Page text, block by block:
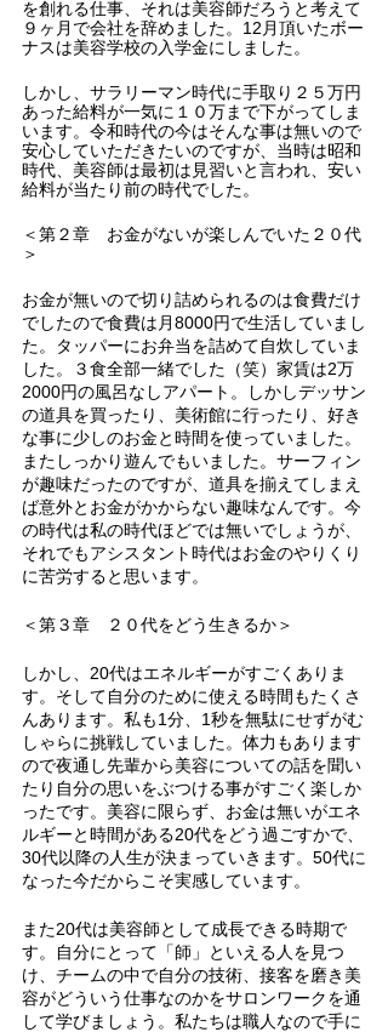
を創れる仕事、それは美容師だろうと考えて
９ヶ月で会社を辞めました。12月頂いたボー
ナスは美容学校の入学金にしました。
しかし、サラリーマン時代に手取り２５万円
あった給料が一気に１０万まで下がってしま
います。令和時代の今はそんな事は無いので
安心していただきたいのですが、当時は昭和
時代、美容師は最初は見習いと言われ、安い
給料が当たり前の時代でした。
＜第２章　お金がないが楽しんでいた２０代
＞
お金が無いので切り詰められるのは食費だけ
でしたので食費は月8000円で生活していまし
た。タッパーにお弁当を詰めて自炊していま
した。３食全部一緒でした（笑）家賃は2万
2000円の風呂なしアパート。しかしデッサン
の道具を買ったり、美術館に行ったり、好き
な事に少しのお金と時間を使っていました。
またしっかり遊んでもいました。サーフィン
が趣味だったのですが、道具を揃えてしまえ
ば意外とお金がかからない趣味なんです。今
の時代は私の時代ほどでは無いでしょうが、
それでもアシスタント時代はお金のやりくり
に苦労すると思います。
＜第３章　２０代をどう生きるか＞
しかし、20代はエネルギーがすごくありま
す。そして自分のために使える時間もたくさ
んあります。私も1分、1秒を無駄にせずがむ
しゃらに挑戦していました。体力もあります
ので夜通し先輩から美容についての話を聞い
たり自分の思いをぶつける事がすごく楽しか
ったです。美容に限らず、お金は無いがエネ
ルギーと時間がある20代をどう過ごすかで、
30代以降の人生が決まっていきます。50代に
なった今だからこそ実感しています。
また20代は美容師として成長できる時期で
す。自分にとって「師」といえる人を見つ
け、チームの中で自分の技術、接客を磨き美
容がどういう仕事なのかをサロンワークを通
して学びましょう。私たちは職人なので手に